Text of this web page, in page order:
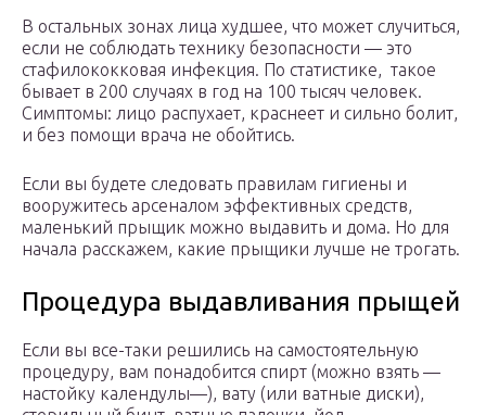
В остальных зонах лица худшее, что может случиться,
если не соблюдать технику безопасности — это
стафилококковая инфекция. По статистике, такое
бывает в 200 случаях в год на 100 тысяч человек.
Симптомы: лицо распухает, краснеет и сильно болит,
и без помощи врача не обойтись.
Если вы будете следовать правилам гигиены и
вооружитесь арсеналом эффективных средств,
маленький прыщик можно выдавить и дома. Но для
начала расскажем, какие прыщики лучше не трогать.
Процедура выдавливания прыщей
Если вы все-таки решились на самостоятельную
процедуру, вам понадобится спирт (можно взять —
настойку календулы—), вату (или ватные диски),